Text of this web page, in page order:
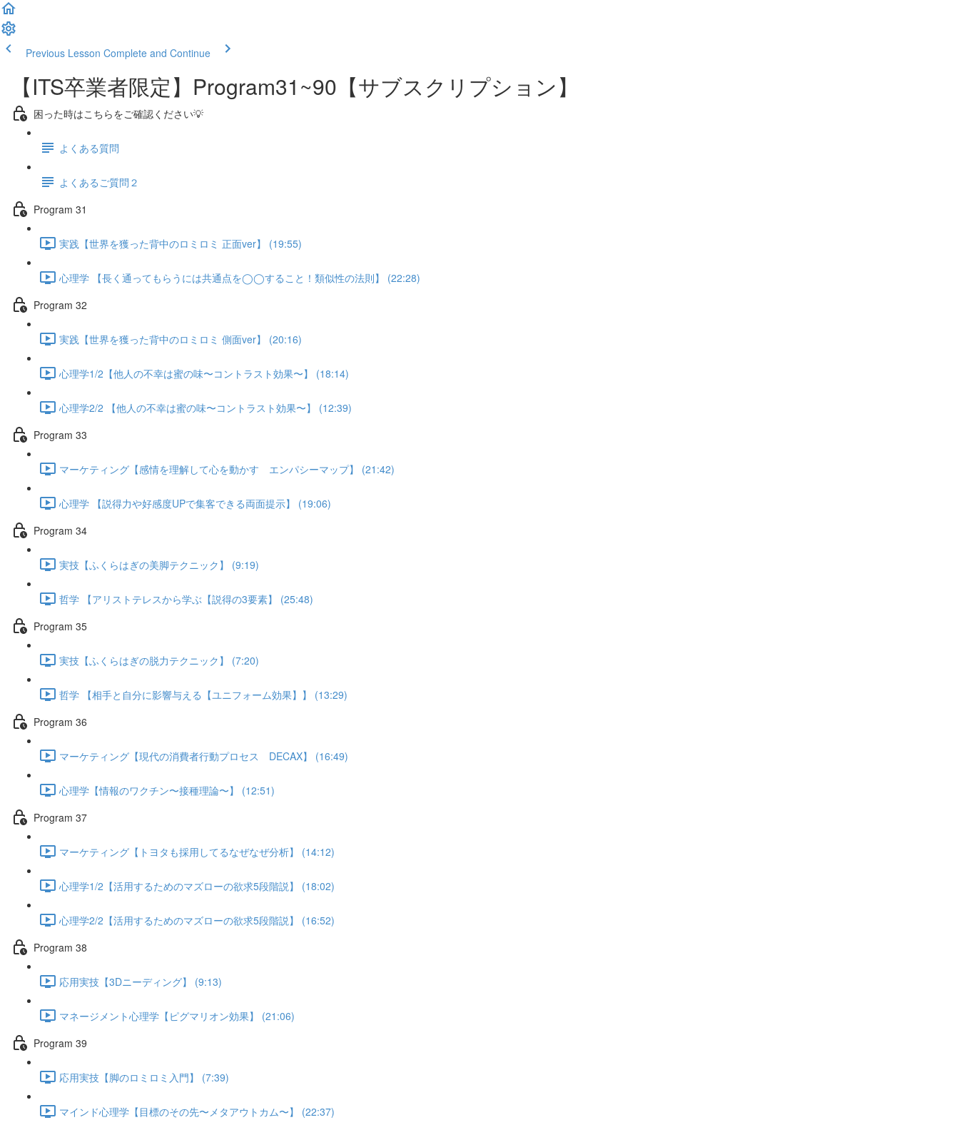
Previous Lesson Complete and Continue
【ITS卒業者限定】Program31~90【サブスクリプション】
困った時はこちらをご確認ください💡
よくある質問
よくあるご質問２
Program 31
実践【世界を獲った背中のロミロミ 正面ver】 (19:55)
心理学 【長く通ってもらうには共通点を◯◯すること！類似性の法則】 (22:28)
Program 32
実践【世界を獲った背中のロミロミ 側面ver】 (20:16)
心理学1/2【他人の不幸は蜜の味〜コントラスト効果〜】 (18:14)
心理学2/2 【他人の不幸は蜜の味〜コントラスト効果〜】 (12:39)
Program 33
マーケティング【感情を理解して心を動かす エンパシーマップ】 (21:42)
心理学 【説得力や好感度UPで集客できる両面提示】 (19:06)
Program 34
実技【ふくらはぎの美脚テクニック】 (9:19)
哲学 【アリストテレスから学ぶ【説得の3要素】 (25:48)
Program 35
実技【ふくらはぎの脱力テクニック】 (7:20)
哲学 【相手と自分に影響与える【ユニフォーム効果】】 (13:29)
Program 36
マーケティング【現代の消費者行動プロセス DECAX】 (16:49)
心理学【情報のワクチン〜接種理論〜】 (12:51)
Program 37
マーケティング【トヨタも採用してるなぜなぜ分析】 (14:12)
心理学1/2【活用するためのマズローの欲求5段階説】 (18:02)
心理学2/2【活用するためのマズローの欲求5段階説】 (16:52)
Program 38
応用実技【3Dニーディング】 (9:13)
マネージメント心理学【ピグマリオン効果】 (21:06)
Program 39
応用実技【脚のロミロミ入門】 (7:39)
マインド心理学【目標のその先〜メタアウトカム〜】 (22:37)